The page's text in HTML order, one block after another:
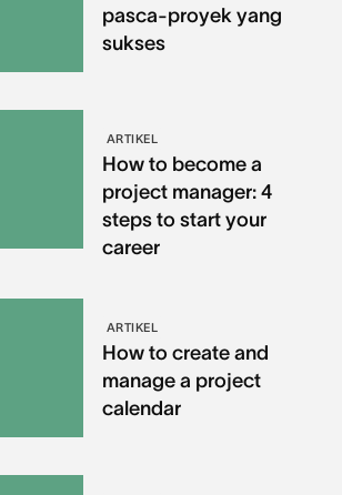
pasca-proyek yang
sukses
ARTIKEL
How to become a
project manager: 4
steps to start your
career
ARTIKEL
How to create and
manage a project
calendar